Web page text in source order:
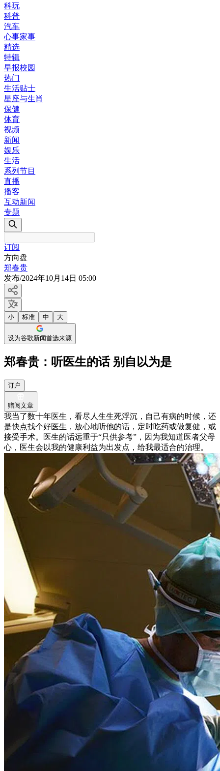
科玩
科普
汽车
心事家事
精选
特辑
早报校园
热门
生活贴士
星座与生肖
保健
体育
视频
新闻
娱乐
生活
系列节目
直播
播客
互动新闻
专题
订阅
方向盘
郑春贵
发布/2024年10月14日 05:00
小 标准 中 大
设为谷歌新闻首选来源
郑春贵：听医生的话 别自以为是
订户
赠阅文章
我当了数十年医生，看尽人生生死浮沉，自己有病的时候，还
是快点找个好医生，放心地听他的话，定时吃药或做复健，或
接受手术。医生的话远重于“只供参考”，因为我知道医者父母
心，医生会以我的健康利益为出发点，给我最适合的治理。